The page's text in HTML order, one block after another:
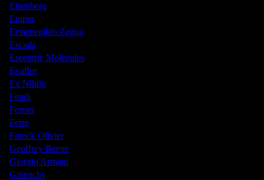
Eisenberg
Emper
Ermenegildo Zegna
Escada
Escentric Molecules
Evaflor
Ex Nihilo
Fendi
Ferrari
Ferre
Franck Olivier
Geoffrey Beene
Giorgio Armani
Givenchy